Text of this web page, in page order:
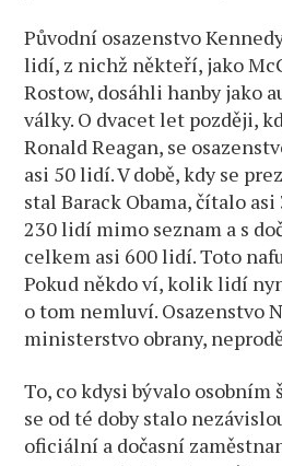
Původní osazenstvo
lidí, z nichž někteří, jako
Rostow, dosáhli hanby jako
války. O dvacet let později,
Ronald Reagan, se
asi 50 lidí. V době, kdy se
stal Barack Obama, čítalo
230 lidí mimo seznam a s
celkem asi 600 lidí. Toto
Pokud někdo ví, kolik lidí
o tom nemluví. Osazenstvo
ministerstvo obrany,
To, co kdysi bývalo osobním
se od té doby stalo
oficiální a dočasní